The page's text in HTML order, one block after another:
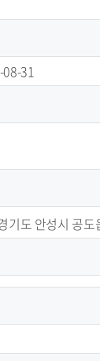
31
기도 안성시 공도